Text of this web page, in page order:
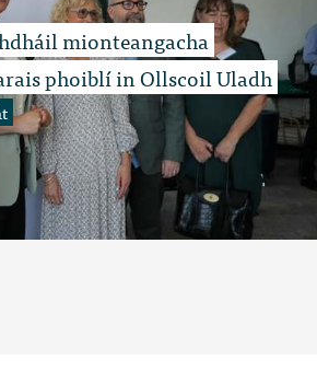
mionteangacha
phoiblí in Ollscoil Uladh